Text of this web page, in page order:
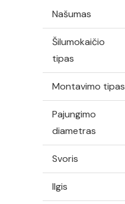
sistema,
Našumas
Šilumokaičio
tipas
Montavimo tipas
Pajungimo
diametras
Svoris
Ilgis